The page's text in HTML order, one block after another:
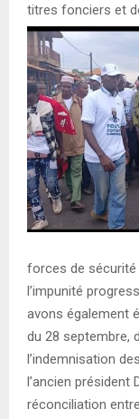
titres fonciers et
forces de
l’impunité
avons également
du 28 septembre,
l’indemnisation
l’ancien président
réconciliation